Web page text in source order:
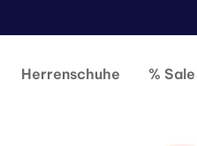
Herrenschuhe % Sale